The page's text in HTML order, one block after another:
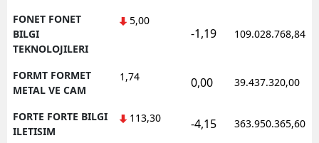
FONET FONET
BILGI
TEKNOLOJILERI
5,00
-1,19 109.028.768,84
FORMT FORMET
METAL VE CAM
1,74 0,00 39.437.320,00
FORTE FORTE BILGI
ILETISIM
113,30 -4,15 363.950.365,60